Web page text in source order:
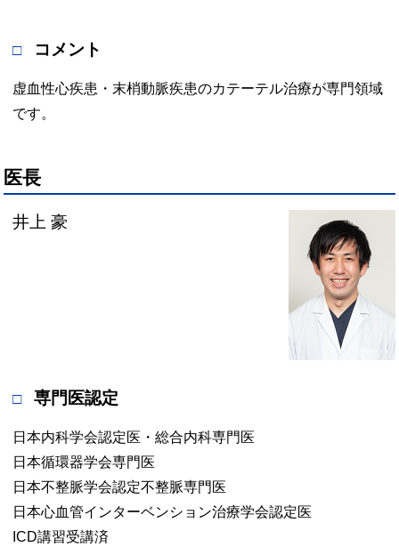
コメント
虚血性心疾患・末梢動脈疾患のカテーテル治療が専門領域
です。
医長
井上 豪
専門医認定
日本内科学会認定医・総合内科専門医
日本循環器学会専門医
日本不整脈学会認定不整脈専門医
日本心血管インターベンション治療学会認定医
ICD講習受講済